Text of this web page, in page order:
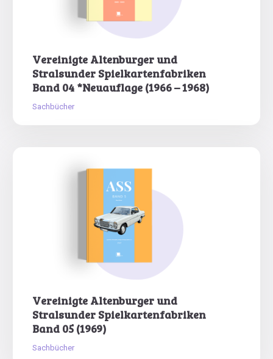
Vereinigte Altenburger und
Stralsunder Spielkartenfabriken
Band 04 *Neuauflage (1966 – 1968)
Sachbücher
Vereinigte Altenburger und
Stralsunder Spielkartenfabriken
Band 05 (1969)
Sachbücher